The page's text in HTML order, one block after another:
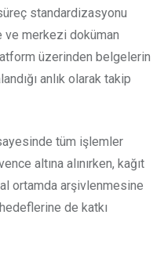
standardizasyonu
ve merkezi doküman
üzerinden belgelerin
anlık olarak takip
tüm işlemler
altına alınırken, kağıt
ortamda arşivlenmesine
de katkı